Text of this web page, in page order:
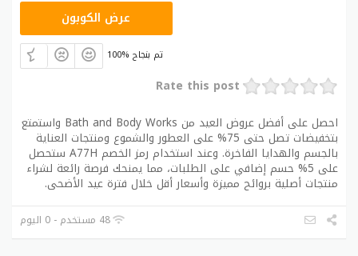
عرض الكوبون
100% تم بنجاح
Rate this post
احصل على أفضل عروض العيد من Bath and Body Works واستمتع
بتخفيضات تصل حتى 75% على العطور والشموع ومنتجات العناية
بالجسم والهدايا الفاخرة. وعند استخدام رمز الخصم A77H ستحصل
على 5% حسم إضافي على الطلبات، مما يمنحك فرصة رائعة لشراء
منتجات أصلية بروائح مميزة وأسعار أقل خلال فترة عيد الأضحى.
48 مستخدم - 0 اليوم